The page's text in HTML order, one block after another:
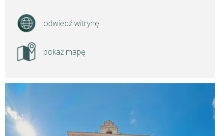
odwiedź witrynę
pokaż mapę